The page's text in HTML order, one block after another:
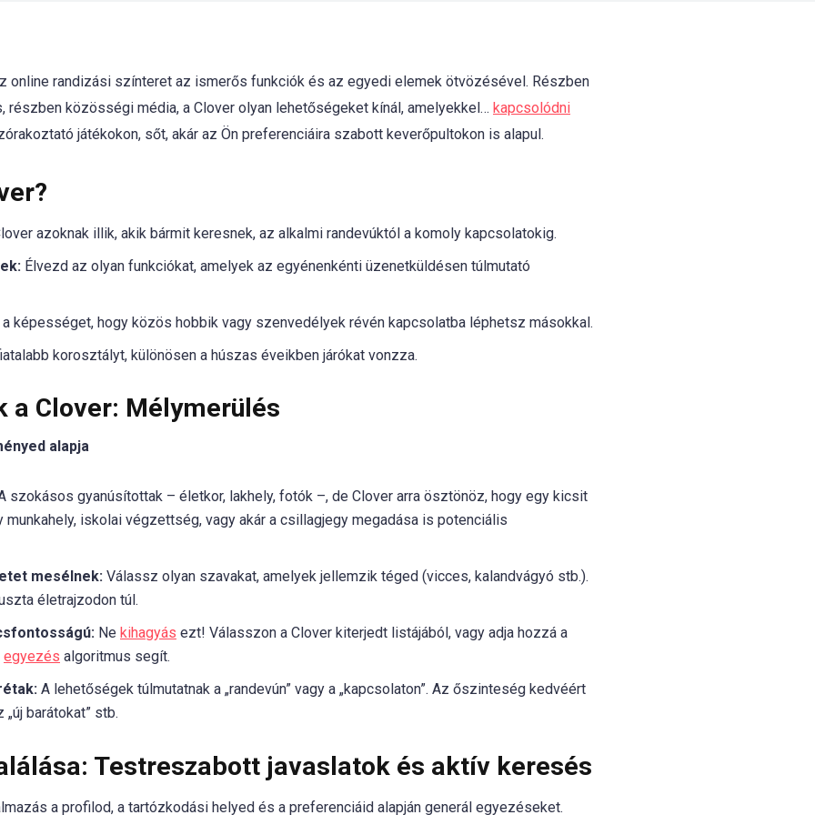
online randizási színteret az ismerős funkciók és az egyedi elemek ötvözésével. Részben
részben közösségi média, a Clover olyan lehetőségeket kínál, amelyekkel… kapcsolódni
játékokon, sőt, akár az Ön preferenciáira szabott keverőpultokon is alapul.
azoknak illik, akik bármit keresnek, az alkalmi randevúktól a komoly kapcsolatokig.
Élvezd az olyan funkciókat, amelyek az egyénenkénti üzenetküldésen túlmutató
képességet, hogy közös hobbik vagy szenvedélyek révén kapcsolatba léphetsz másokkal.
korosztályt, különösen a húszas éveikben járókat vonzza.
a Clover: Mélymerülés
alapja
szokásos gyanúsítottak – életkor, lakhely, fotók –, de Clover arra ösztönöz, hogy egy kicsit
munkahely, iskolai végzettség, vagy akár a csillagjegy megadása is potenciális
mesélnek: Válassz olyan szavakat, amelyek jellemzik téged (vicces, kalandvágyó stb.).
életrajzodon túl.
Ne kihagyás ezt! Válasszon a Clover kiterjedt listájából, vagy adja hozzá a
egyezés algoritmus segít.
A lehetőségek túlmutatnak a „randevún” vagy a „kapcsolaton”. Az őszinteség kedvéért
barátokat” stb.
Testreszabott javaslatok és aktív keresés
a profilod, a tartózkodási helyed és a preferenciáid alapján generál egyezéseket.